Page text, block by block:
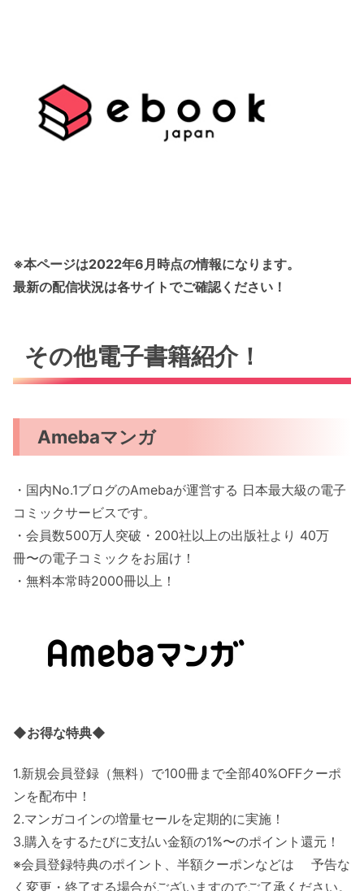
※本ページは2022年6月時点の情報になります。
最新の配信状況は各サイトでご確認ください！
その他電子書籍紹介！
Amebaマンガ
・国内No.1ブログのAmebaが運営する 日本最大級の電子
コミックサービスです。
・会員数500万人突破・200社以上の出版社より 40万
冊〜の電子コミックをお届け！
・無料本常時2000冊以上！
◆お得な特典◆
1.新規会員登録（無料）で100冊まで全部40%OFFクーポ
ンを配布中！
2.マンガコインの増量セールを定期的に実施！
3.購入をするたびに支払い金額の1%〜のポイント還元！
※会員登録特典のポイント、半額クーポンなどは 予告な
く変更・終了する場合がございますのでご了承ください。